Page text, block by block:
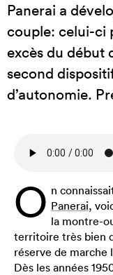
Panerai a
couple: celui-ci
excès du début
second
d’autonomie.
O n
Panerai,
la montre-
territoire très bien
réserve de marche
Dès les années